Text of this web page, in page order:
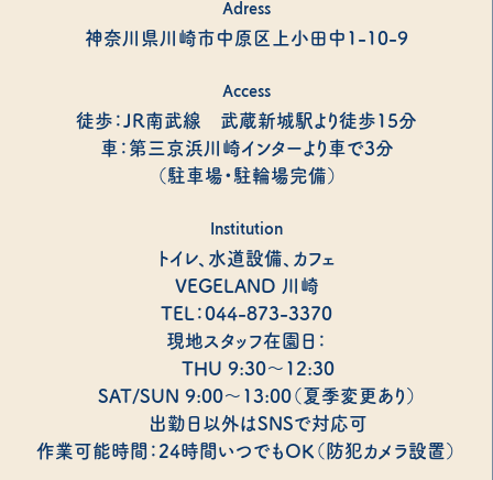
Adress
神奈川県川崎市中原区上小田中1-10-9
Access
徒歩：JR南武線 武蔵新城駅より徒歩15分
車：第三京浜川崎インターより車で3分
（駐車場・駐輪場完備）
Institution
トイレ、水道設備、カフェ
VEGELAND 川崎
TEL：044-873-3370
現地スタッフ在園日：
THU 9:30～12:30
SAT/SUN 9:00～13:00（夏季変更あり）
出勤日以外はSNSで対応可
作業可能時間：24時間いつでもOK（防犯カメラ設置）